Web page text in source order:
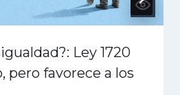
Ley 1720
pero favorece a los